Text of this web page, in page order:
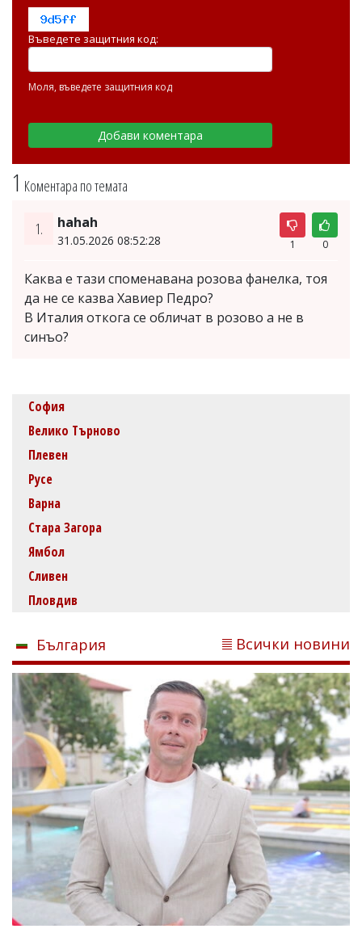
1 Коментара по темата
1. hahah
31.05.2026 08:52:28 1 0
Каква е тази споменавана розова фанелка, тоя
да не се казва Хавиер Педро?
В Италия откога се обличат в розово а не в
синъо?
Въведете защитния код:
Моля, въведете защитния код
София
Велико Търново
Плевен
Русе
Варна
Стара Загора
Ямбол
Сливен
Пловдив
България Всички новини